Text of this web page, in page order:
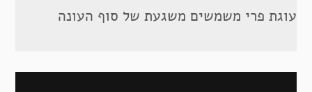
עוגת פרי משמשים משגעת של סוף העונה